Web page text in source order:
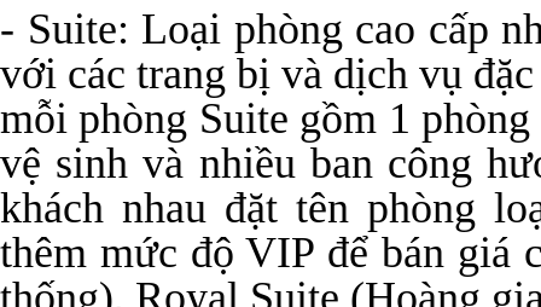
- Suite: Loại phòng cao cấp
với các trang bị và dịch vụ
mỗi phòng Suite gồm 1
vệ sinh và nhiều ban công
khách nhau đặt tên phòng
thêm mức độ VIP để bán giá
thống), Royal Suite (Hoàng